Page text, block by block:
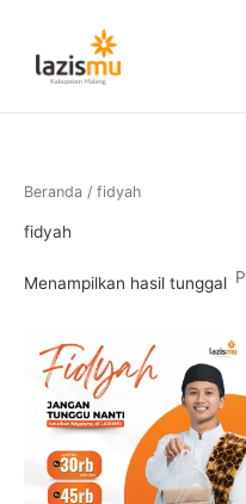
konten
Beranda / fidyah
fidyah
Menampilkan hasil tunggal